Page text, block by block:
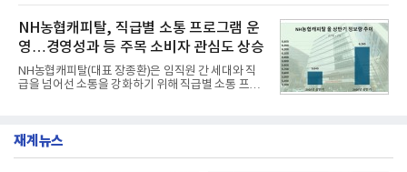
넘
혔다.‘동대문식 닭한마리 칼국수’는 예상을 뛰어넘는
소비자 호응에 힘입어 지난 7월 13일 첫 선을 보인 지
단 18일 만에 누적 판매량 50만 개를 돌파하는 성과를
거두었다.이번 신제품은 개발진이 전국의 닭한마리
전문점을 직접 찾아 다니며 최적의 육수 비율을 완성
했다. 자극적이지 않으면서도 깊은 닭육수에 마늘의
개운한 풍미를 더했으며, 국물이 잘 배어들면서도 쫄
서도
NH농협캐피탈, 직급별 소통 프로그램 운
영…경영성과 등 주목 소비자 관심도 상승
NH농협캐피탈(대표 장종환)은 임직원 간 세대와 직
급을 넘어선 소통을 강화하기 위해 직급별 소통 프로
영지원부 홍보팀과 2026년 새로이(e)＊가 공동 주관
재계뉴스